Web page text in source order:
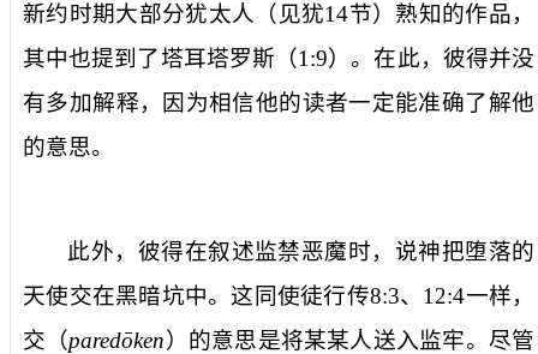
新约时期大部分犹太人（见犹14节）熟知的作品，
其中也提到了塔耳塔罗斯（1:9）。在此，彼得并没
有多加解释，因为相信他的读者一定能准确了解他
的意思。
此外，彼得在叙述监禁恶魔时，说神把堕落的
天使交在黑暗坑中。这同使徒行传8:3、 12:4一样，
交 （paredōken）的意思是将某某人送入监牢。尽管